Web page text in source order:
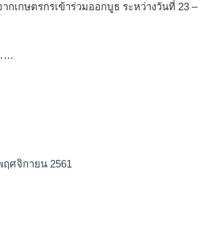
เกษตรกรเข้าร่วมออกบูธ ระหว่างวันที่ 23 –
ศจิกายน 2561